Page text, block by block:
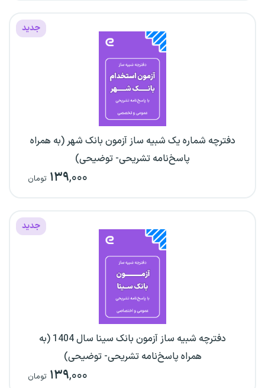
جدید
دفترچه شماره یک شبیه ساز آزمون بانک شهر (به همراه
پاسخ‌نامه تشریحی- توضیحی)
۱۳۹,۰۰۰ تومان
جدید
دفترچه شبیه ساز آزمون بانک سینا سال 1404 (به
همراه پاسخ‌نامه تشریحی- توضیحی)
۱۳۹,۰۰۰ تومان